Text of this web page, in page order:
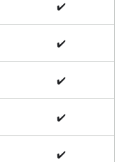
✔️
✔️
✔️
✔️
✔️